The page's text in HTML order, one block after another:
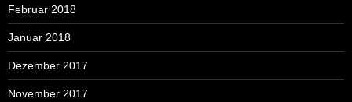
Februar 2018
Januar 2018
Dezember 2017
November 2017